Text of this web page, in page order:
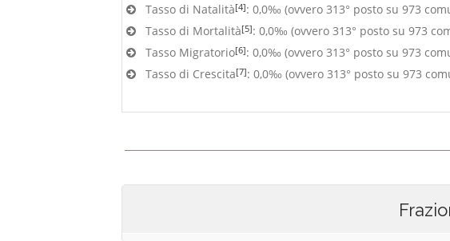
Tasso di Natalità[4]: 0,0‰ (ovvero 313° posto su 973
Tasso di Mortalità[5]: 0,0‰ (ovvero 313° posto su 973
Tasso Migratorio[6]: 0,0‰ (ovvero 313° posto su 973
Tasso di Crescita[7]: 0,0‰ (ovvero 313° posto su 973